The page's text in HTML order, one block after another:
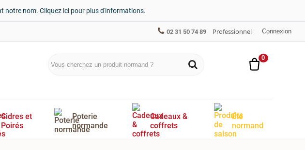
notre nom. Cliquez ici pour plus d'informations.
02 31 50 74 89 Professionnel Connexion
0
Cidres et
Poirés
Poterie
normande
Cadeaux &
coffrets
Été
normand